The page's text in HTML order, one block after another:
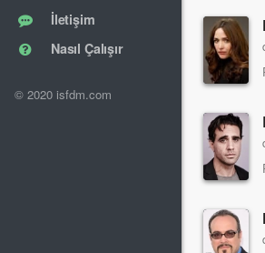
İletişim
Nasıl Çalışır
© 2020 isfdm.com